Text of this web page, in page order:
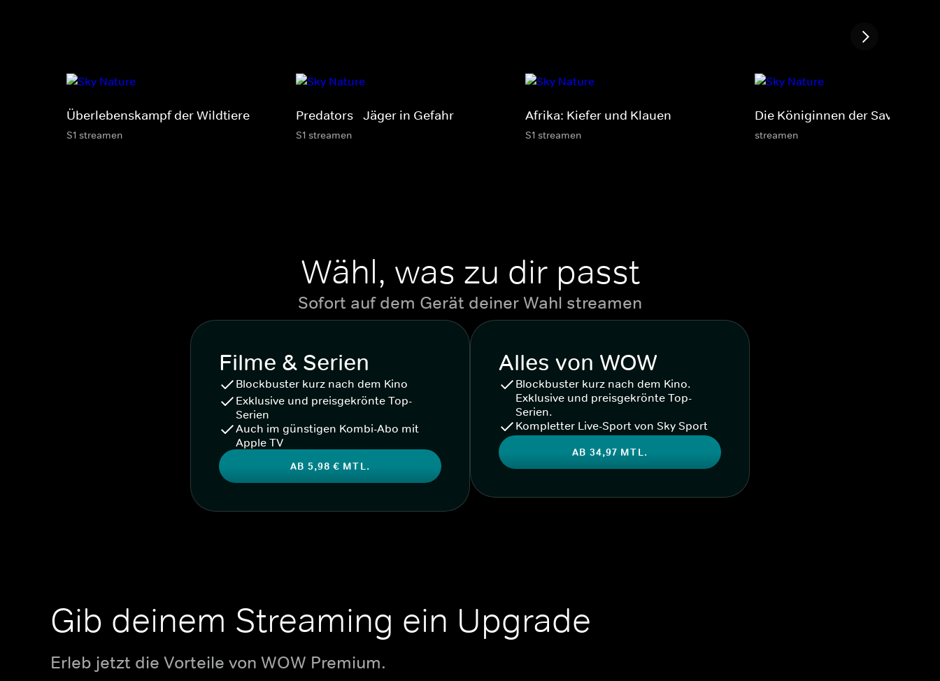
Überlebenskampf der Wildtiere
S1 streamen
Predators - Jäger in Gefahr
S1 streamen
Afrika: Kiefer und Klauen
S1 streamen
Die Königinnen der Savanne
streamen
Wähl, was zu dir passt
Sofort auf dem Gerät deiner Wahl streamen
Filme & Serien
Blockbuster kurz nach dem Kino
Exklusive und preisgekrönte Top-
Serien
Auch im günstigen Kombi-Abo mit
Apple TV
AB 5,98 € MTL.
Alles von WOW
Blockbuster kurz nach dem Kino.
Exklusive und preisgekrönte Top-
Serien.
Kompletter Live-Sport von Sky Sport
AB 34,97 MTL.
Gib deinem Streaming ein Upgrade
Erleb jetzt die Vorteile von WOW Premium.